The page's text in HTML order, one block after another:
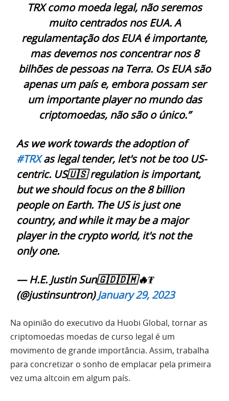
TRX como moeda legal, não seremos
muito centrados nos EUA. A
regulamentação dos EUA é importante,
mas devemos nos concentrar nos 8
bilhões de pessoas na Terra. Os EUA são
apenas um país e, embora possam ser
um importante player no mundo das
criptomoedas, não são o único.”
As we work towards the adoption of
#TRXas legal tender, let's not be too US-
centric. US🇺🇸 regulation is important,
but we should focus on the 8 billion
people on Earth. The US is just one
country, and while it may be a major
player in the crypto world, it's not the
only one.
— H.E. Justin Sun🇬🇩🇩🇲🔥₮
(@justinsuntron)January 29, 2023
Na opinião do executivo da Huobi Global, tornar as
criptomoedas moedas de curso legal é um
movimento de grande importância. Assim, trabalha
para concretizar o sonho de emplacar pela primeira
vez uma altcoin em algum país.